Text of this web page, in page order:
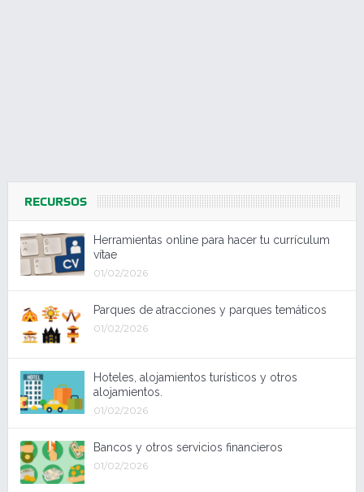
RECURSOS
Herramientas online para hacer tu currículum
vítae
01/02/2026
Parques de atracciones y parques temáticos
01/02/2026
Hoteles, alojamientos turísticos y otros
alojamientos.
01/02/2026
Bancos y otros servicios financieros
01/02/2026